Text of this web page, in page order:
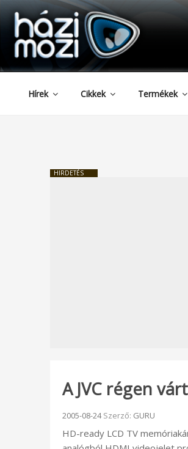
Tartalomhoz
HAZIMOZI
Hírek Cikkek Termékek
HIRDETÉS
A JVC régen
Beküldve:
2005-08-24Szerző: GURU
HD-ready LCD TV